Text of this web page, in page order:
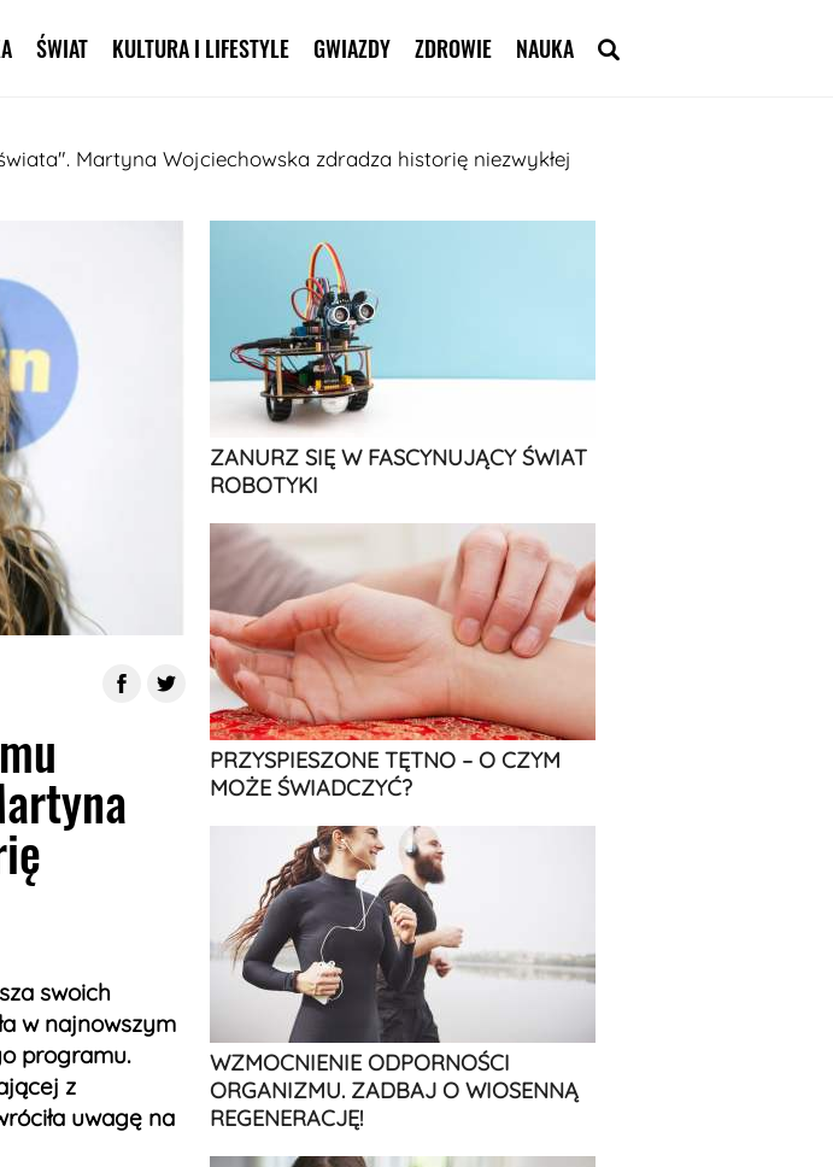
nawigację
ŚWIAT KULTURA I LIFESTYLE GWIAZDY ZDROWIE NAUKA
Martyna Wojciechowska zdradza historię niezwykłej
swoich
w najnowszym
programu.
z
uwagę na
ZANURZ SIĘ W FASCYNUJĄCY ŚWIAT
ROBOTYKI
PRZYSPIESZONE TĘTNO – O CZYM
MOŻE ŚWIADCZYĆ?
WZMOCNIENIE ODPORNOŚCI
ORGANIZMU. ZADBAJ O WIOSENNĄ
REGENERACJĘ!